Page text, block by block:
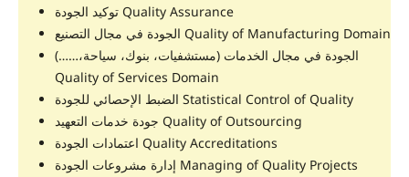
توكيد الجودة Quality Assurance
الجودة في مجال التصنيع Quality of Manufacturing Domain
الجودة في مجال الخدمات (مستشفيات، بنوك، سياحة،……)
Quality of Services Domain
الضبط الإحصائي للجودة Statistical Control of Quality
جودة خدمات التعهيد Quality of Outsourcing
اعتمادات الجودة Quality Accreditations
إدارة مشروعات الجودة Managing of Quality Projects